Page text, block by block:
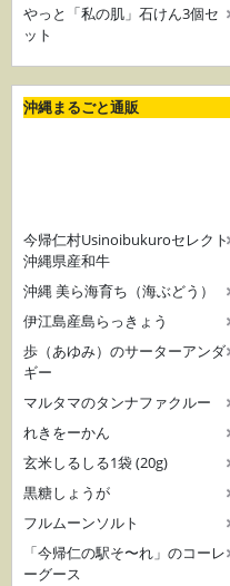
やっと「私の肌」石けん3個セ
ット
沖縄まるごと通販
今帰仁村Usinoibukuroセレクト
沖縄県産和牛
沖縄 美ら海育ち（海ぶどう）
伊江島産島らっきょう
歩（あゆみ）のサーターアンダ
ギー
マルタマのタンナファクルー
れきをーかん
玄米しるしる1袋 (20g)
黒糖しょうが
フルムーンソルト
「今帰仁の駅そ〜れ」のコーレ
ーグース